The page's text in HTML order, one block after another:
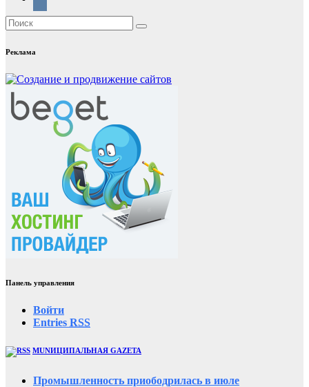
Реклама
Панель управления
Войти
Entries RSS
MUNИЦИПАЛЬНАЯ GAZЕТА
Промышленность приободрилась в июле